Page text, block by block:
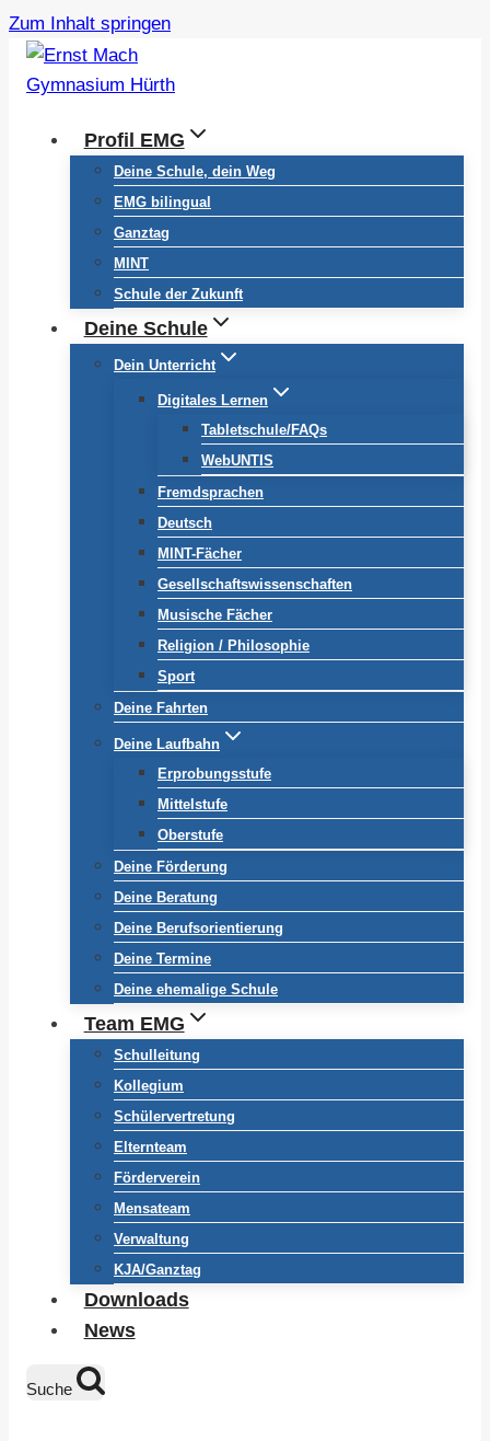
Zum Inhalt springen
Profil EMG
Deine Schule, dein Weg
EMG bilingual
Ganztag
MINT
Schule der Zukunft
Deine Schule
Dein Unterricht
Digitales Lernen
Tabletschule/FAQs
WebUNTIS
Fremdsprachen
Deutsch
MINT-Fächer
Gesellschaftswissenschaften
Musische Fächer
Religion / Philosophie
Sport
Deine Fahrten
Deine Laufbahn
Erprobungsstufe
Mittelstufe
Oberstufe
Deine Förderung
Deine Beratung
Deine Berufsorientierung
Deine Termine
Deine ehemalige Schule
Team EMG
Schulleitung
Kollegium
Schülervertretung
Elternteam
Förderverein
Mensateam
Verwaltung
KJA/Ganztag
Downloads
News
Suche